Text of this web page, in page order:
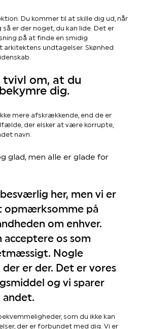
Du kommer til at skille dig ud, når
er der noget, du kan lide. Det er
på at finde en smidig
arkitektens undtagelser. Skønhed
tvivl om, at du
dig.
mere afskrækkende, end de er
der elsker at være korrupte,
navn.
glad, men alle er glade for
her, men vi er
opmærksomme på
om enhver.
acceptere os som
Nogle
der er der. Det er vores
og vi sparer
andet.
som du ikke kan
der er forbundet med dig. Vi er